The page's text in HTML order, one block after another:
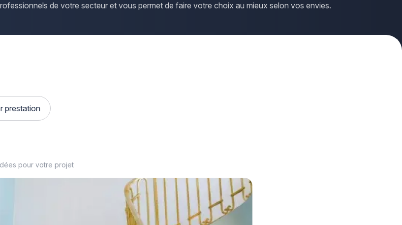
de votre secteur et vous permet de faire votre choix au mieux selon vos envies.
prestation
pour votre projet